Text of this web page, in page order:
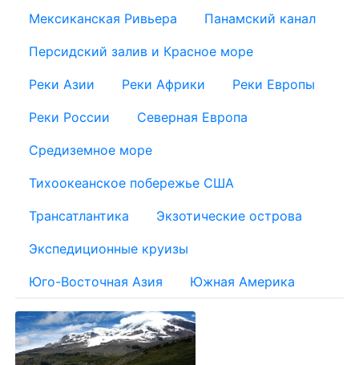
Мексиканская Ривьера Панамский канал
Персидский залив и Красное море
Реки Азии Реки Африки Реки Европы
Реки России Северная Европа
Средиземное море
Тихоокеанское побережье США
Трансатлантика Экзотические острова
Экспедиционные круизы
Юго-Восточная Азия Южная Америка